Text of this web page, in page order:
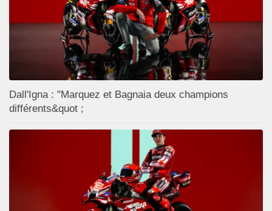
Dall'Igna : "Marquez et Bagnaia deux champions
différents&quot ;